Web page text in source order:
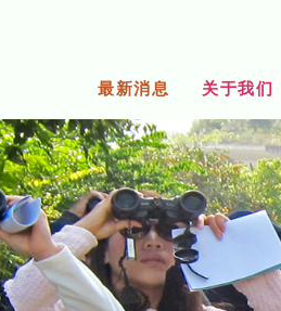
最新消息 关于我们